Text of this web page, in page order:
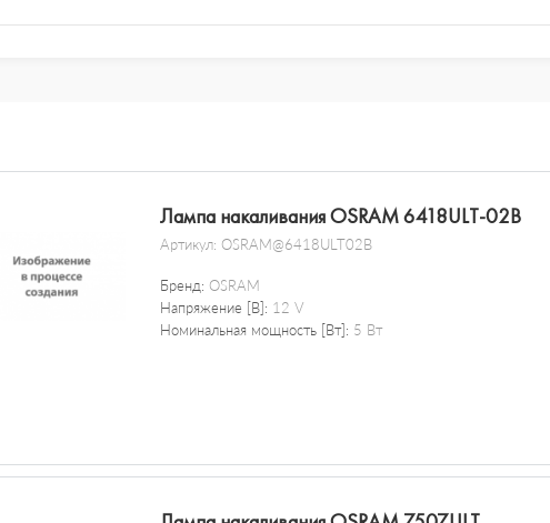
Лампа накаливания OSRAM 6418ULT-02B
Артикул: OSRAM@6418ULT02B
Бренд: OSRAM
Напряжение [В]: 12 V
Номинальная мощность [Вт]: 5 Вт